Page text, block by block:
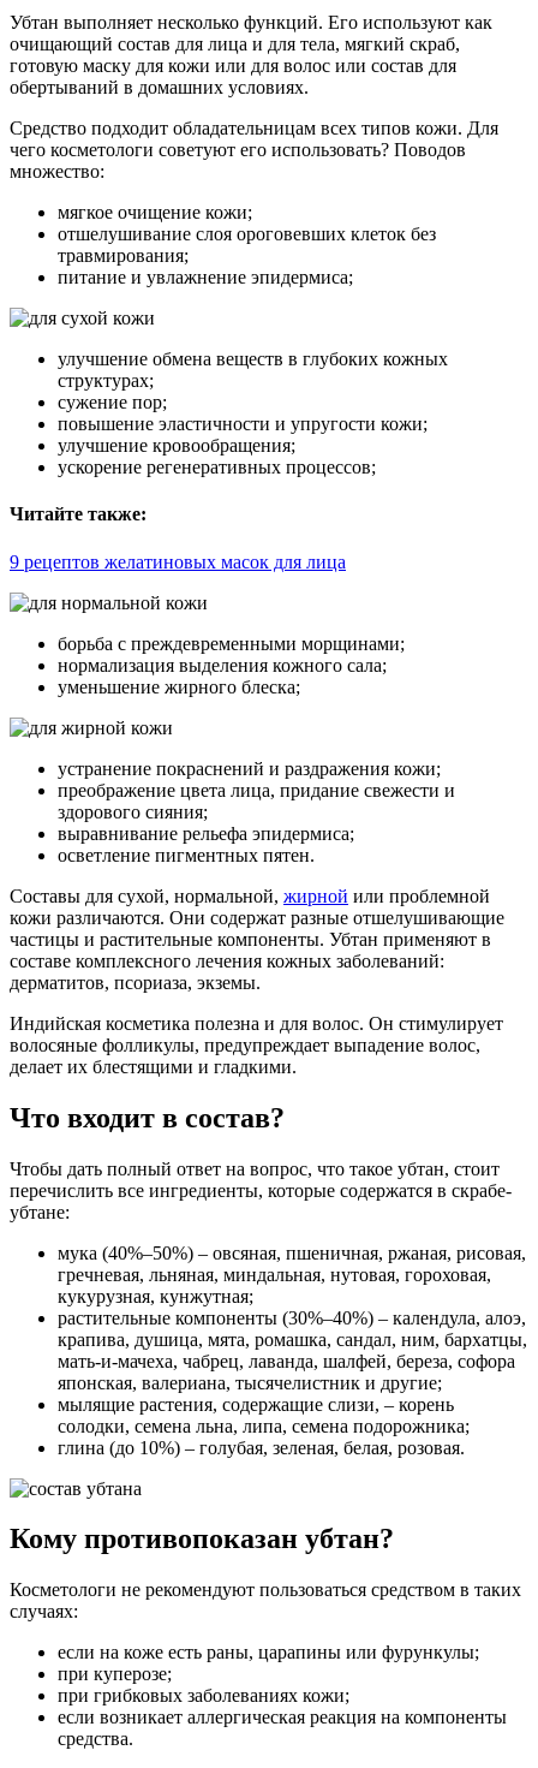
Убтан выполняет несколько функций. Его используют как
очищающий состав для лица и для тела, мягкий скраб,
готовую маску для кожи или для волос или состав для
обертываний в домашних условиях.
Средство подходит обладательницам всех типов кожи. Для
чего косметологи советуют его использовать? Поводов
множество:
мягкое очищение кожи;
отшелушивание слоя ороговевших клеток без
травмирования;
питание и увлажнение эпидермиса;
улучшение обмена веществ в глубоких кожных
структурах;
сужение пор;
повышение эластичности и упругости кожи;
улучшение кровообращения;
ускорение регенеративных процессов;
Читайте также:
9 рецептов желатиновых масок для лица
борьба с преждевременными морщинами;
нормализация выделения кожного сала;
уменьшение жирного блеска;
устранение покраснений и раздражения кожи;
преображение цвета лица, придание свежести и
здорового сияния;
выравнивание рельефа эпидермиса;
осветление пигментных пятен.
Составы для сухой, нормальной, жирной или проблемной
кожи различаются. Они содержат разные отшелушивающие
частицы и растительные компоненты. Убтан применяют в
составе комплексного лечения кожных заболеваний:
дерматитов, псориаза, экземы.
Индийская косметика полезна и для волос. Он стимулирует
волосяные фолликулы, предупреждает выпадение волос,
делает их блестящими и гладкими.
Что входит в состав?
Чтобы дать полный ответ на вопрос, что такое убтан, стоит
перечислить все ингредиенты, которые содержатся в скрабе-
убтане:
мука (40%–50%) – овсяная, пшеничная, ржаная, рисовая,
гречневая, льняная, миндальная, нутовая, гороховая,
кукурузная, кунжутная;
растительные компоненты (30%–40%) – календула, алоэ,
крапива, душица, мята, ромашка, сандал, ним, бархатцы,
мать-и-мачеха, чабрец, лаванда, шалфей, береза, софора
японская, валериана, тысячелистник и другие;
мылящие растения, содержащие слизи, – корень
солодки, семена льна, липа, семена подорожника;
глина (до 10%) – голубая, зеленая, белая, розовая.
Кому противопоказан убтан?
Косметологи не рекомендуют пользоваться средством в таких
случаях:
если на коже есть раны, царапины или фурункулы;
при куперозе;
при грибковых заболеваниях кожи;
если возникает аллергическая реакция на компоненты
средства.